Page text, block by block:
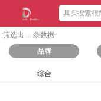
筛选出 ... 条数据
品牌
综合